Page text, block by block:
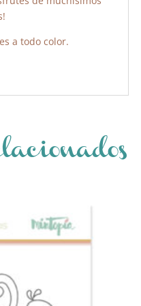
a todo color.